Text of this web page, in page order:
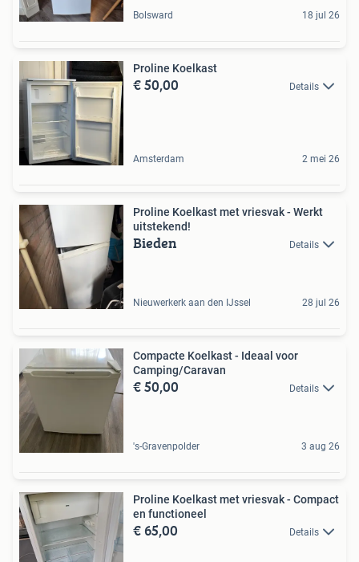
Bolsward 18 jul 26
Proline Koelkast
€ 50,00 Details
Amsterdam 2 mei 26
Proline Koelkast met vriesvak - Werkt
uitstekend!
Bieden Details
Nieuwerkerk aan den IJssel 28 jul 26
Compacte Koelkast - Ideaal voor
Camping/Caravan
€ 50,00 Details
's-Gravenpolder 3 aug 26
Proline Koelkast met vriesvak - Compact
en functioneel
€ 65,00 Details